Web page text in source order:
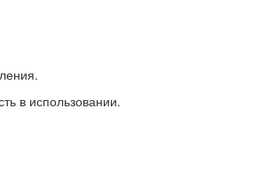
в использовании.